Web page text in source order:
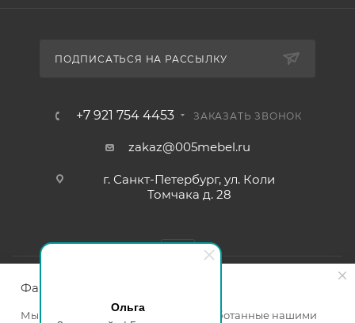
Ольга
ПОДПИСАТЬСЯ НА РАССЫЛКУ
+7 921 754 4453 ЗАКАЗАТЬ ЗВОНОК
zakaz@005mebel.ru
г. Санкт-Петербург, ул. Коли
Томчака д. 28
Файлы cookie
Мы используем файлы cookie, разработанные нашими